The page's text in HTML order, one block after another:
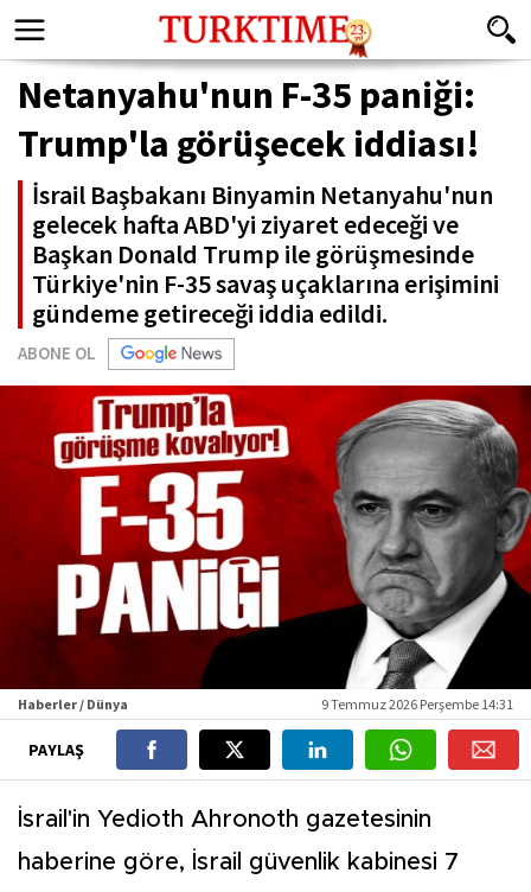
Netanyahu'nun F-35 paniği:
Trump'la görüşecek iddiası!
İsrail Başbakanı Binyamin Netanyahu'nun
gelecek hafta ABD'yi ziyaret edeceği ve
Başkan Donald Trump ile görüşmesinde
Türkiye'nin F-35 savaş uçaklarına erişimini
gündeme getireceği iddia edildi.
ABONE OL
Haberler / Dünya 9 Temmuz 2026 Perşembe 14:31
PAYLAŞ
İsrail'in Yedioth Ahronoth gazetesinin
haberine göre, İsrail güvenlik kabinesi 7